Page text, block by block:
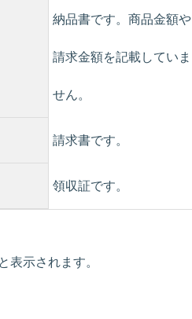
納品書です。商品金額や
請求金額を記載していま
せん。
請求書です。
領収証です。
示されます。